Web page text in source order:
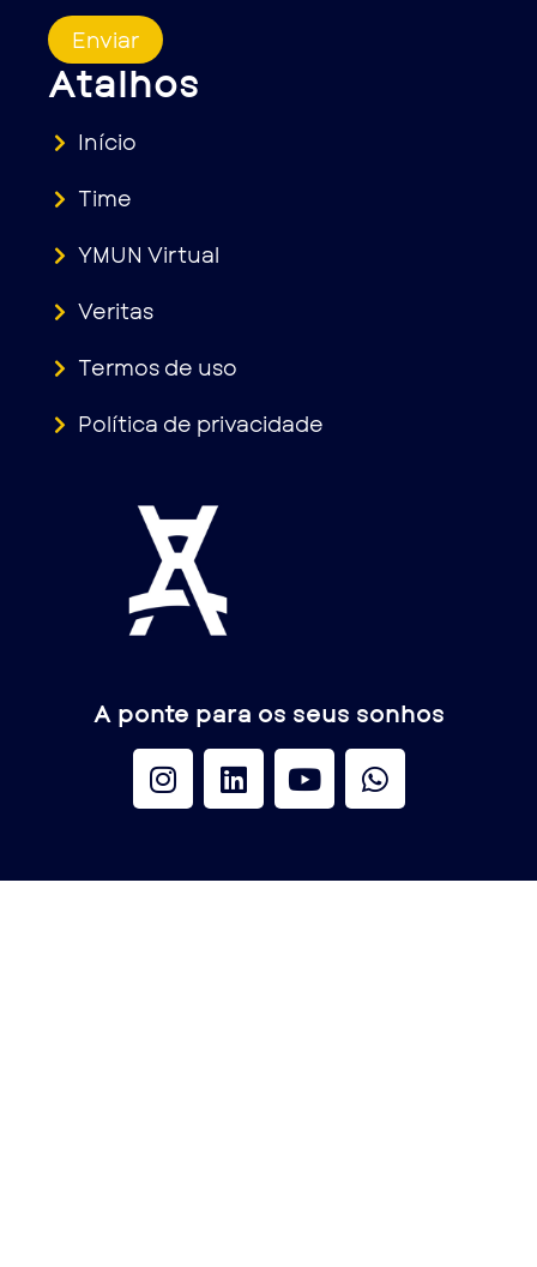
A ponte para os seus sonhos
Atalhos
Início
Time
YMUN Virtual
Veritas
Termos de uso
Política de privacidade
Enviar